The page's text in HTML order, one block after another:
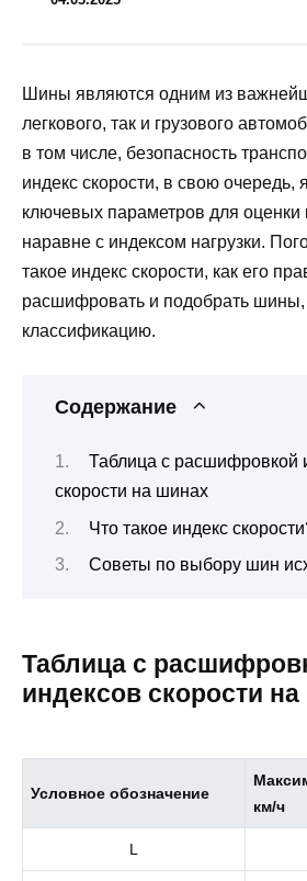
Шины являются одним из
легкового, так и грузового
в том числе, безопасность
индекс скорости, в свою очередь,
ключевых параметров для оценки
наравне с индексом нагрузки.
такое индекс скорости, как его
расшифровать и подобрать шины,
классификацию.
Содержание
Таблица с расшифровкой
скорости на шинах
Что такое индекс
Советы по выбору шин
Таблица с
индексов скорости
Условное обозначение
км/ч
L